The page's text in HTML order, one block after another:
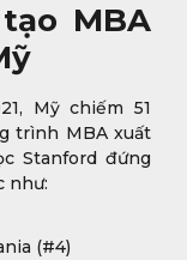
MBA
Mỹ chiếm 51
trình MBA xuất
Stanford đứng
như:
(#4)